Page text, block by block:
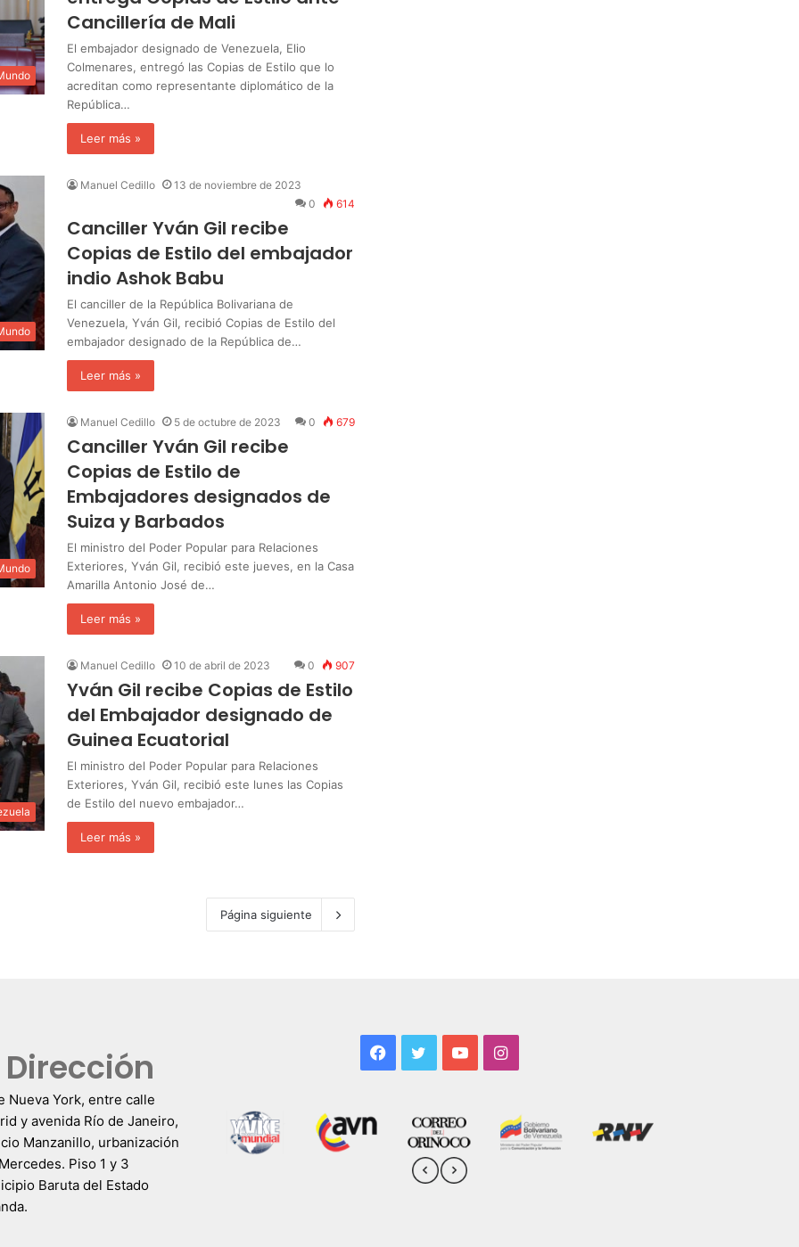
Cancillería de Mali
El embajador designado de Venezuela, Elio
Colmenares, entregó las Copias de Estilo que lo
acreditan como representante diplomático de la
República…
Leer más »
Manuel Cedillo
13 de noviembre de 2023
0
614
Canciller Yván Gil recibe
Copias de Estilo del embajador
indio Ashok Babu
El canciller de la República Bolivariana de
Venezuela, Yván Gil, recibió Copias de Estilo del
embajador designado de la República de…
Leer más »
Manuel Cedillo 5 de octubre de 2023 0 679
Canciller Yván Gil recibe
Copias de Estilo de
Embajadores designados de
Suiza y Barbados
El ministro del Poder Popular para Relaciones
Exteriores, Yván Gil, recibió este jueves, en la Casa
Amarilla Antonio José de…
Leer más »
Manuel Cedillo 10 de abril de 2023 0 907
Yván Gil recibe Copias de Estilo
del Embajador designado de
Guinea Ecuatorial
El ministro del Poder Popular para Relaciones
Exteriores, Yván Gil, recibió este lunes las Copias
de Estilo del nuevo embajador…
Leer más »
Página siguiente
Dirección
Nueva York, entre calle
y avenida Río de Janeiro,
Manzanillo, urbanización
Piso 1 y 3
Baruta del Estado
Facebook
TwitterYouTubeInstagram